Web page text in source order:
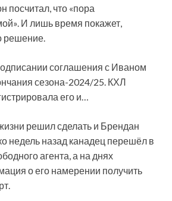
посчитал, что «пора
И лишь время покажет,
решение.
соглашения с Иваном
сезона-2024/25. КХЛ
его и…
решил сделать и Брендан
недель назад канадец перешёл в
агента, а на днях
о его намерении получить